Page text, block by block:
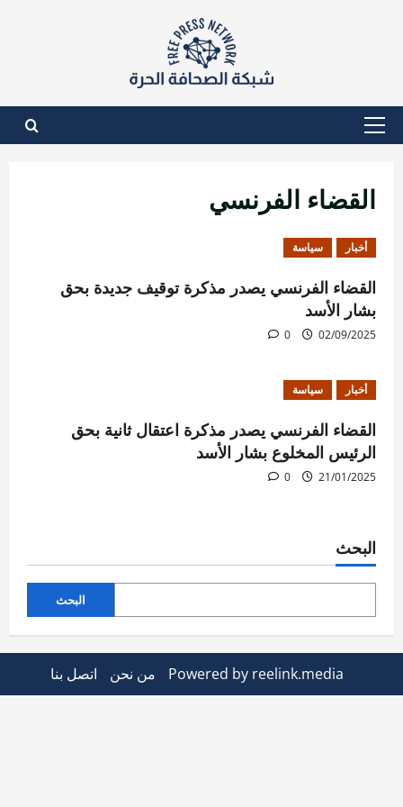
القائمة
القضاء الفرنسي
أخبار سياسة
القضاء الفرنسي يصدر مذكرة توقيف جديدة بحق
بشار الأسد
02/09/2025
0
أخبار سياسة
القضاء الفرنسي يصدر مذكرة اعتقال ثانية بحق
الرئيس المخلوع بشار الأسد
21/01/2025
0
البحث
البحث
Powered by reelink.media من نحن اتصل بنا